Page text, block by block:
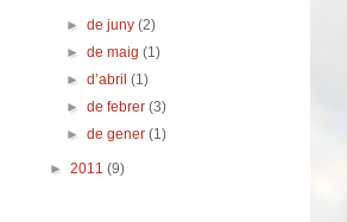
►de juny(2)
►de maig(1)
►d’abril(1)
►de febrer(3)
►de gener(1)
► 2011 (9)